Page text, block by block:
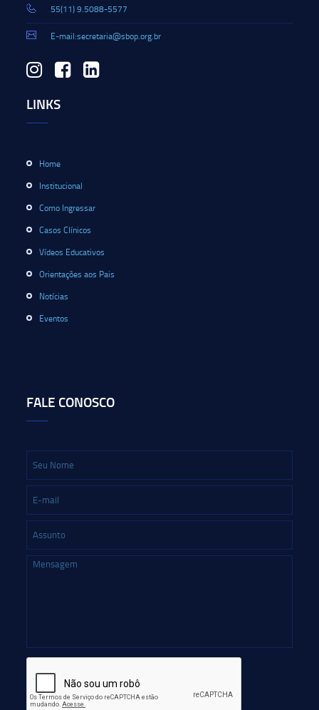
55(11) 9.5088-5577
E-mail:secretaria@sbop.org.br
LINKS
Home
Institucional
Como Ingressar
Casos Clínicos
Vídeos Educativos
Orientações aos Pais
Notícias
Eventos
FALE CONOSCO